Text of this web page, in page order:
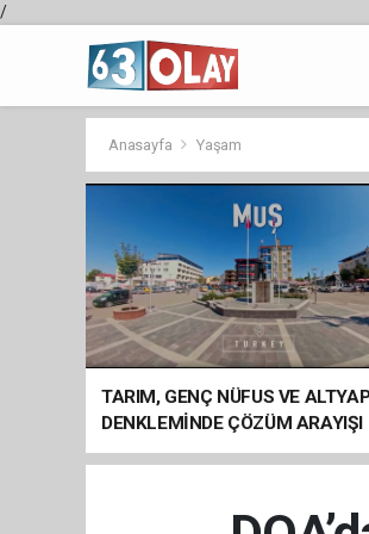
/
Anasayfa Yaşam
TARIM, GENÇ NÜFUS VE
DENKLEMİNDE ÇÖZÜM ARAYIŞI